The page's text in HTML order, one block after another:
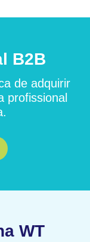
B2B
de adquirir
profissional
WT